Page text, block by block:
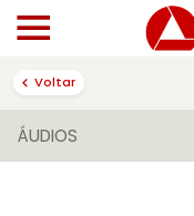
Voltar
ÁUDIOS